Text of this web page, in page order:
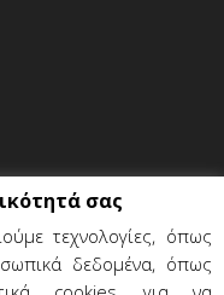
σας
τεχνολογίες, όπως
δεδομένα, όπως